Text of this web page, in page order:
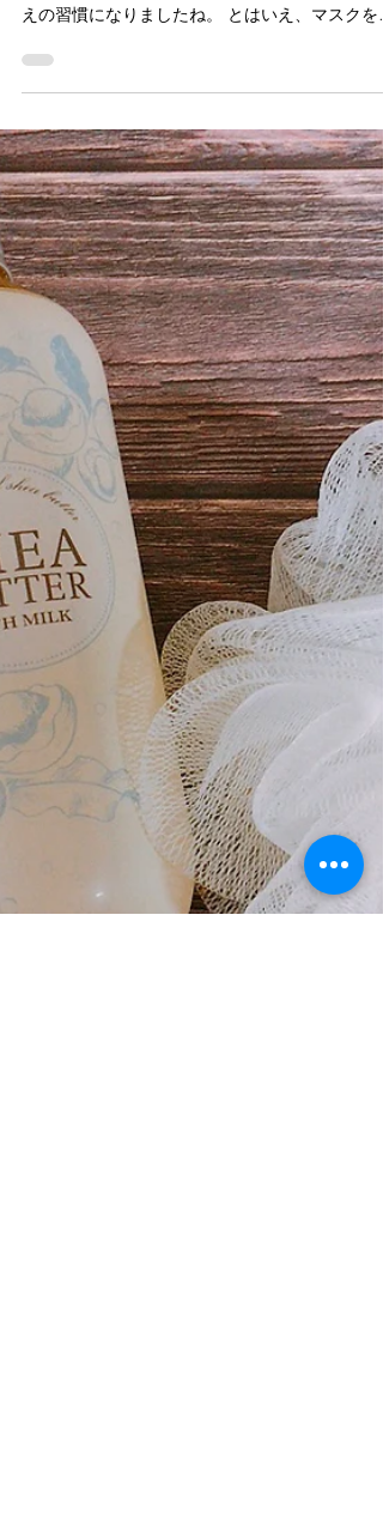
arigatoustaff
2021年3月12日
【ありがとう市場】マスクス
レーで気分をリフレッシュ
引用元：Unsplash こんにちは、ありがとう市場
タッフまほです。 マスクの着用は、今やあたりま
えの習慣になりましたね。 とはいえ、マスクを四
六時中つけていると鼻がムズムズしたり、マスク
で熱がこもってしまうこともあります。...